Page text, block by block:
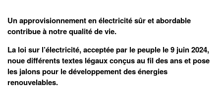
Un approvisionnement en électricité sûr et abordable
contribue à notre qualité de vie.
La loi sur l’électricité, acceptée par le peuple le 9 juin 2024,
noue différents textes légaux conçus au fil des ans et pose
les jalons pour le développement des énergies
renouvelables.